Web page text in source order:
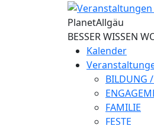
Direkt zum Inhalt
PlanetAllgäu
BESSER WISSEN
Kalender
BILDUNG
FAMILIE
FESTE